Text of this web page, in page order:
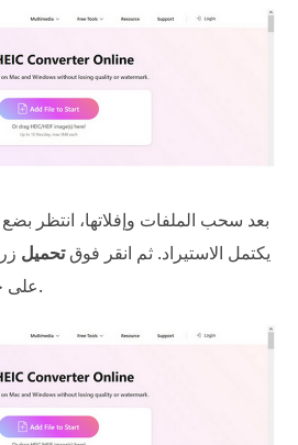
بعد سحب الملفات وإفلاتها، انتظر
يكتمل الاستيراد. ثم انقر فوقتحميل
على جهاز الكمبيوتر الخاص بك.